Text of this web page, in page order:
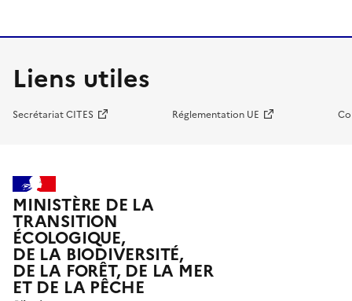
Liens utiles
Secrétariat CITES Réglementation UE
MINISTÈRE DE LA
TRANSITION
ÉCOLOGIQUE,
DE LA BIODIVERSITÉ,
DE LA FORÊT, DE LA MER
ET DE LA PÊCHE